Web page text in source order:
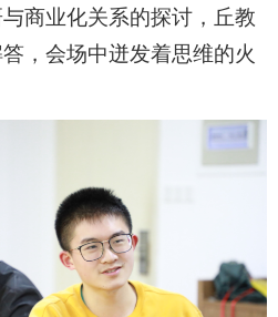
商业化关系的探讨，丘教
，会场中迸发着思维的火